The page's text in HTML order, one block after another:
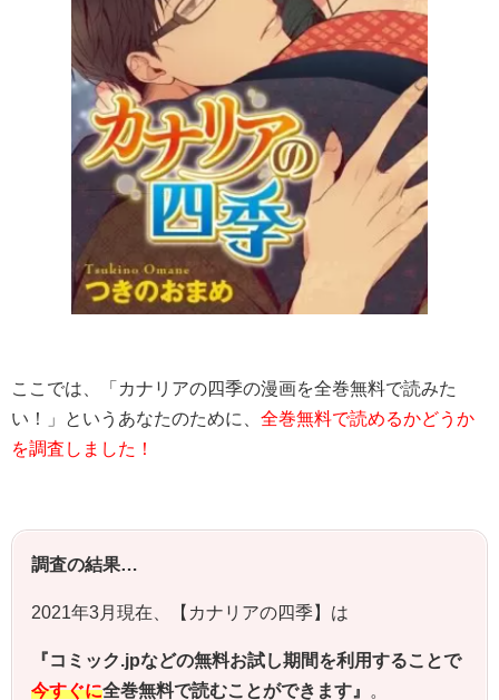
ここでは、「カナリアの四季の漫画を全巻無料で読みた
い！」というあなたのために、 全巻無料で読めるかどうか
を調査しました！
調査の結果…
2021年3月現在、【カナリアの四季】は
『コミック.jpなどの無料お試し期間を利用することで
今すぐに全巻無料で読むことができます』